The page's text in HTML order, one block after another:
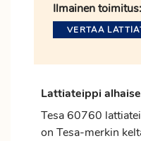
Ilmainen toimitus:
VERTAA
Lattiateippi
Tesa 60760
on Tesa-merkin